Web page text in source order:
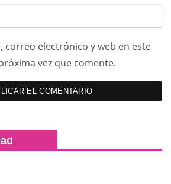
correo electrónico y web en este
vez que comente.